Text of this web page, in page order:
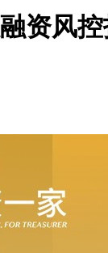
资风